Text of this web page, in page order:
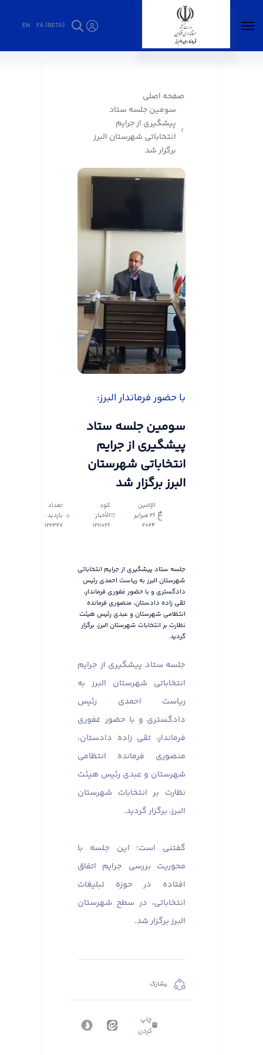
FA [BETA]
EN
صفحه اصلی
سومین جلسه ستاد
پیشگیری از جرایم
انتخاباتی شهرستان البرز
برگزار شد
با حضور فرماندار البرز:
سومین جلسه ستاد
پیشگیری از جرایم
انتخاباتی شهرستان
البرز برگزار شد
الإثنين
٢٦ فبراير
٢٠٢٤
كود
الأخبار:
1211026
تعداد
بازدید :
122327
جلسه ستاد پیشگیری از جرایم انتخاباتی
شهرستان البرز به ریاست احمدی رئیس
دادگستری و با حضور غفوری فرماندار،
تقی زاده دادستان، منصوری فرمانده
انتظامی شهرستان و عبدی رئیس هیئت
نظارت بر انتخابات شهرستان البرز، برگزار
گردید.
جلسه ستاد پیشگیری از جرایم
انتخاباتی شهرستان البرز به
ریاست احمدی رئیس
دادگستری و با حضور غفوری
فرماندار، تقی زاده دادستان،
منصوری فرمانده انتظامی
شهرستان و عبدی رئیس هیئت
نظارت بر انتخابات شهرستان
البرز، برگزار گردید. ​​​​​​​
گفتنی است؛ این جلسه با
محوریت بررسی جرایم اتفاق
افتاده در حوزه تبلیغات
انتخاباتی، در سطح شهرستان
البرز برگزار شد.
يشارك
چاپ
کردن